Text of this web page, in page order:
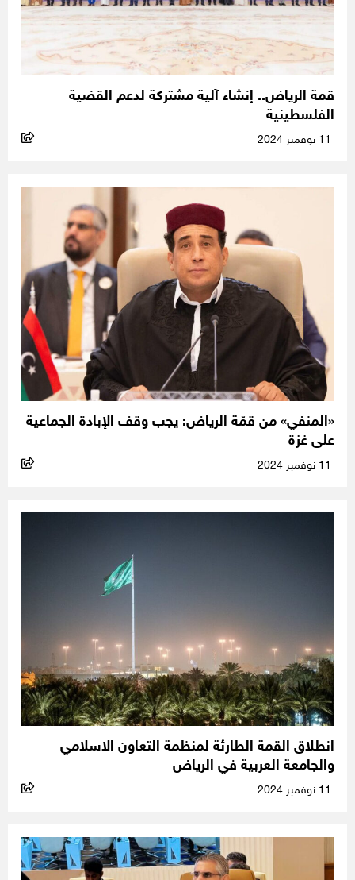
قمة الرياض.. إنشاء آلية مشتركة لدعم القضية
الفلسطينية
«المنفي» من قمّة الرياض: يجب وقف الإبادة الجماعية
على غزة
انطلاق القمة الطارئة لمنظمة التعاون الاسلامي
والجامعة العربية في الرياض